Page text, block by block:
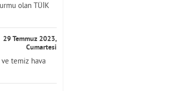
olan TÜİK
29 Temmuz 2023,
Cumartesi
ve temiz hava